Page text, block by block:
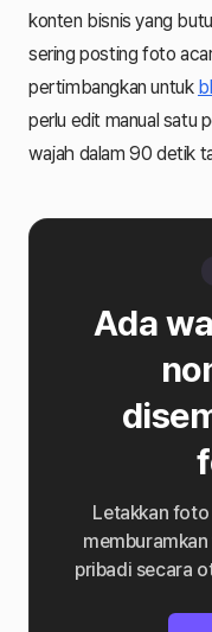
konten bisnis yang
sering posting foto
pertimbangkan untuk
perlu edit manual satu
wajah dalam 90 detik
Ada
Letakkan
pribadi secara